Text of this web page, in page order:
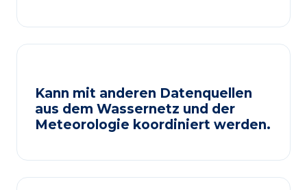
Kann mit anderen Datenquellen
aus dem Wassernetz und der
Meteorologie koordiniert werden.